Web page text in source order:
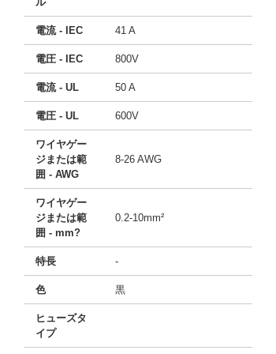
電流 - IEC 41 A
電圧 - IEC 800V
電流 - UL 50 A
電圧 - UL 600V
ワイヤゲー
ジまたは範
囲 - AWG
8-26 AWG
ワイヤゲー
ジまたは範
囲 - mm?
0.2-10mm²
特長 -
色 黒
ヒューズタ
イプ